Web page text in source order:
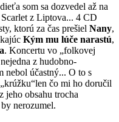
som sa dozvedel až na
z Liptova... 4 CD
ktorú za čas prešiel Nany,
Kým mu lúče narastú,
. Koncertu vo „folkovej
z hudobno-
nebol účastný... O to s
čo mi ho doručil
jeho obsahu trocha
nerozumel.